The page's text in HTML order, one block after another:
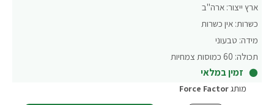
ארץ ייצור: ארה"ב
כשרות: אין כשרות
מידה: טבעוני
תכולה: 60 כמוסות צמחיות
זמין במלאי
מותגForce Factor‏